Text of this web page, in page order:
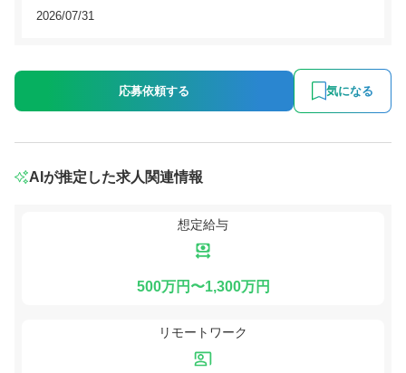
2026/07/31
応募依頼する 気になる
AIが推定した求人関連情報
想定給与
500万円〜1,300万円
リモートワーク